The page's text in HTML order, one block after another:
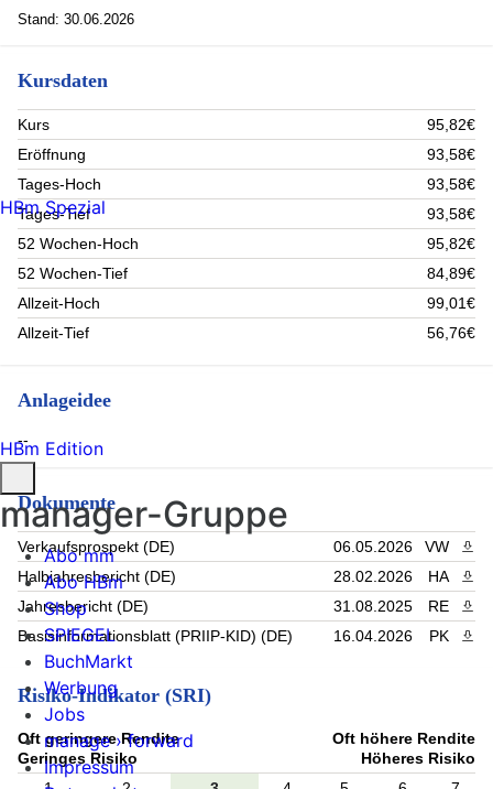
Allianz NPV (2.2%)
Ametek Inc (2.1%)
Dpam L- Bonds Emk Sutainab-F (2%)
Rest (76.9%)
Stand: 30.06.2026
Kursdaten
Kurs
95,82€
Eröffnung
93,58€
Tages-Hoch
93,58€
Tages-Tief
93,58€
52 Wochen-Hoch
95,82€
52 Wochen-Tief
84,89€
Allzeit-Hoch
99,01€
Allzeit-Tief
56,76€
Anlageidee
--
Dokumente
Verkaufsprospekt (DE) 06.05.2026 VW
Halbjahresbericht (DE)
28.02.2026 HA
Jahresbericht (DE)
31.08.2025 RE
Basisinformationsblatt (PRIIP-KID) (DE)
16.04.2026 PK
Risiko-Indikator (SRI)
Oft geringere Rendite
Geringes Risiko
Oft höhere Rendite
Höheres Risiko
HBm Spezial
HBm Edition
manager-Gruppe
Abo mm
Abo HBm
Shop
SPIEGEL
BuchMarkt
Werbung
Jobs
manage › forward
Impressum